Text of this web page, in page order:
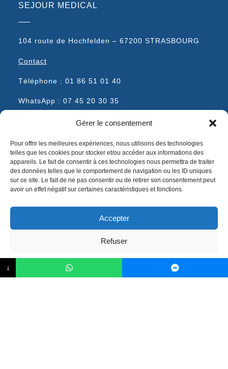
Gérer le consentement
Pour offrir les meilleures expériences, nous utilisons des technologies
telles que les cookies pour stocker et/ou accéder aux informations des
appareils. Le fait de consentir à ces technologies nous permettra de traiter
des données telles que le comportement de navigation ou les ID uniques
sur ce site. Le fait de ne pas consentir ou de retirer son consentement peut
avoir un effet négatif sur certaines caractéristiques et fonctions.
Accepter
Refuser
Déclaration de confidentialité
SEJOUR MEDICAL
104 route de Hochfelden – 67200 STRASBOURG
Contact
Téléphone : 01 86 51 01 40
WhatsApp : 07 45 20 30 35
Chirurgie esthétique
Chirurgie de l'obésité
Chirurgie capillaire
Chirrugie dentaire
↓